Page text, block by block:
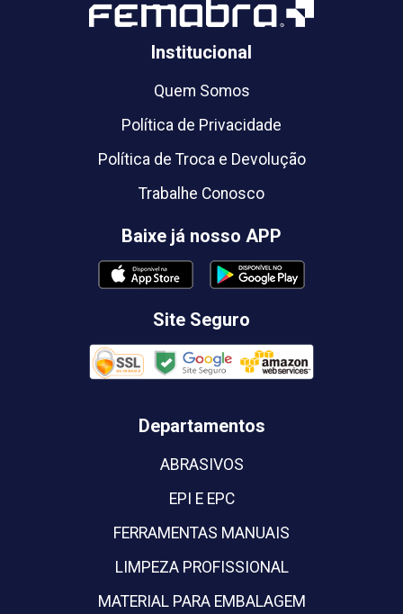
Institucional
Quem Somos
Política de Privacidade
Política de Troca e Devolução
Trabalhe Conosco
Baixe já nosso APP
Site Seguro
Departamentos
ABRASIVOS
EPI E EPC
FERRAMENTAS MANUAIS
LIMPEZA PROFISSIONAL
MATERIAL PARA EMBALAGEM